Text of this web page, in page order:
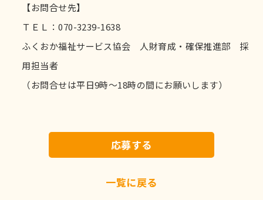
【お問合せ先】
ＴＥＬ：070-3239-1638
ふくおか福祉サービス協会 人財育成・確保推進部 採
用担当者
（お問合せは平日9時～18時の間にお願いします）
応募する
一覧に戻る